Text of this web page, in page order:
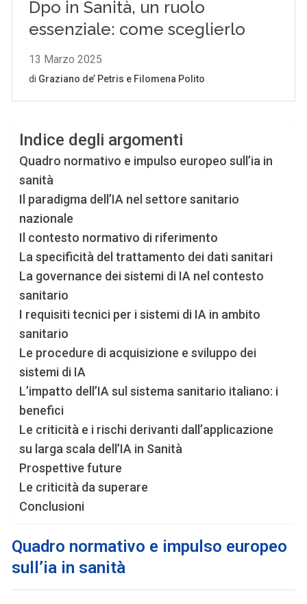
Indice degli argomenti
Quadro normativo e impulso europeo sull’ia in
sanità
Il paradigma dell’IA nel settore sanitario
nazionale
Il contesto normativo di riferimento
La specificità del trattamento dei dati sanitari
La governance dei sistemi di IA nel contesto
sanitario
I requisiti tecnici per i sistemi di IA in ambito
sanitario
Le procedure di acquisizione e sviluppo dei
sistemi di IA
L’impatto dell’IA sul sistema sanitario italiano: i
benefici
Le criticità e i rischi derivanti dall’applicazione
su larga scala dell’IA in Sanità
Prospettive future
Le criticità da superare
Conclusioni
Quadro normativo e impulso europeo
sull’ia in sanità